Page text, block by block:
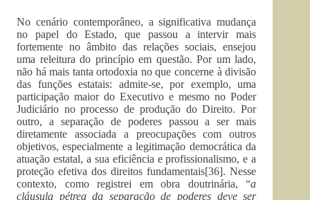
No cenário contemporâneo, a significativa mudança
no papel do Estado, que passou a intervir mais
fortemente no âmbito das relações sociais, ensejou
uma releitura do princípio em questão. Por um lado,
não há mais tanta ortodoxia no que concerne à divisão
das funções estatais: admite-se, por exemplo, uma
participação maior do Executivo e mesmo no Poder
Judiciário no processo de produção do Direito. Por
outro, a separação de poderes passou a ser mais
diretamente associada a preocupações com outros
objetivos, especialmente a legitimação democrática da
atuação estatal, a sua eficiência e profissionalismo, e a
proteção efetiva dos direitos fundamentais[36]. Nesse
contexto, como registrei em obra doutrinária, “a
cláusula pétrea da separação de poderes deve ser